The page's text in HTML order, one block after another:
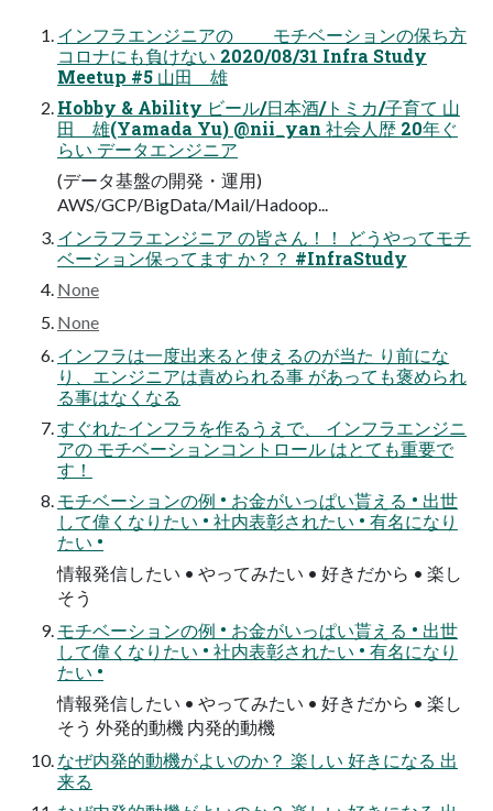
インフラエンジニアの モチベーションの保ち方
コロナにも負けない 2020/08/31 Infra Study
Meetup #5 山田 雄
Hobby & Ability ビール/日本酒/トミカ/子育て 山
田 雄(Yamada Yu) @nii_yan 社会人歴 20年ぐ
らい データエンジニア
(データ基盤の開発・運用)
AWS/GCP/BigData/Mail/Hadoop...
インラフラエンジニア の皆さん！！ どうやってモチ
ベーション保ってます か？？ #InfraStudy
None
None
インフラは一度出来ると使えるのが当た り前にな
り、エンジニアは責められる事 があっても褒められ
る事はなくなる
すぐれたインフラを作るうえで、 インフラエンジニ
アの モチベーションコントロール はとても重要で
す！
モチベーションの例 • お金がいっぱい貰える • 出世
して偉くなりたい • 社内表彰されたい • 有名になり
たい •
情報発信したい • やってみたい • 好きだから • 楽し
そう
モチベーションの例 • お金がいっぱい貰える • 出世
して偉くなりたい • 社内表彰されたい • 有名になり
たい •
情報発信したい • やってみたい • 好きだから • 楽し
そう 外発的動機 内発的動機
なぜ内発的動機がよいのか？ 楽しい 好きになる 出
来る